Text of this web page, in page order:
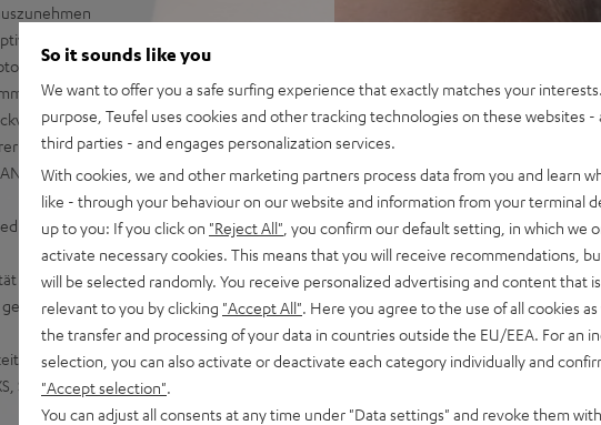
für Musikstreaming von Spotify,
wird lippensynchron übertragen
Membranen für extra weiten
Oberbass und starkem, präzisem
über 19 Stunden mit ANC, über 7
und Slider für viele Funktionen am
in Calls auch in windigen, lauten
für Teams, Zoom, Google Meet,
Akkuanzeige auf iOS, Android sowie
S, M, L, XL) aus antibakteriellem Silikon,
So it sounds like you
We want to offer you a safe surfing experience that exactly matches your
purpose, Teufel uses cookies and other tracking technologies on these websites -
third parties - and engages personalization services.
With cookies, we and other marketing partners process data from you and learn
like - through your behaviour on our website and information from your terminal
up to you: If you click on "Reject All" , you confirm our default setting, in which we
activate necessary cookies. This means that you will receive recommendations,
will be selected randomly. You receive personalized advertising and content that
relevant to you by clicking "Accept All" . Here you agree to the use of all cookies
the transfer and processing of your data in countries outside the EU/EEA. For an
selection, you can also activate or deactivate each category individually and
"Accept selection"
You can adjust all consents at any time under "Data settings" and revoke them